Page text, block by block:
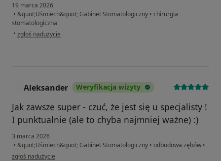
19 marca 2026
• &quot;Uśmiech&quot; Gabinet Stomatologiczny • chirurgia
stomatologiczna
• w opinii użytkownika Piotr Kazimierz
zgłoś nadużycie
Aleksander Weryfikacja wizyty
Jak zawsze super - czuć, że jest się u specjalisty !
I punktualnie (ale to chyba najmniej ważne) :)
3 marca 2026
• &quot;Uśmiech&quot; Gabinet Stomatologiczny • odbudowa zębów •
w opinii użytkownika Aleksander
zgłoś nadużycie